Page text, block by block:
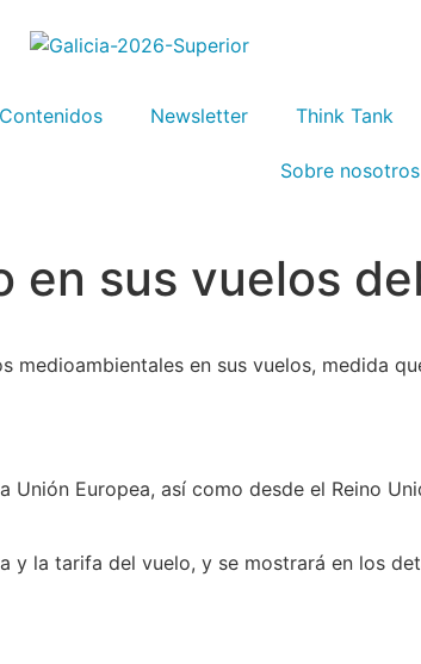
Contenidos Newsletter Think Tank
Sobre nosotros
sus vuelos
medioambientales en sus vuelos, medida
Europea, así como desde el Reino
la tarifa del vuelo, y se mostrará en los